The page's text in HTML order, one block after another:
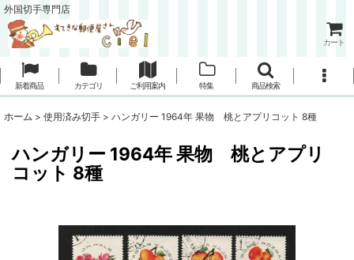
外国切手専門店
カート
新着商品 カテゴリ ご利用案内 特集 商品検索
ホーム > 使用済み切手 > ハンガリー 1964年 果物 桃とアプリコット 8種
ハンガリー 1964年 果物 桃とアプリ
コット 8種